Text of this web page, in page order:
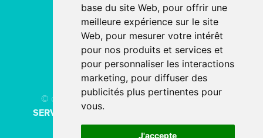
base du site Web, pour offrir une
meilleure expérience sur le site
Web, pour mesurer votre intérêt
pour nos produits et services et
pour personnaliser les interactions
marketing, pour diffuser des
publicités plus pertinentes pour
vous.
J'accepte
04 78 80 40 91
PAR EMAIL
© copyright 2026 - Tous droits réservésACN
SERVICE
Création de site internet
l’agence digitale SERCO POINTWEB